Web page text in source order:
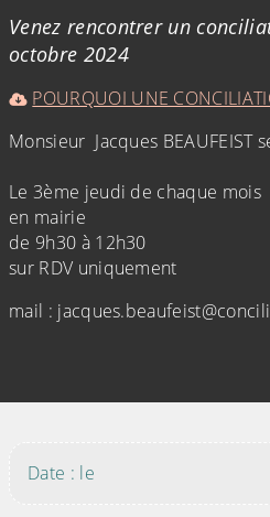
Venez rencontrer un
octobre 2024
POURQUOI UNE
Monsieur Jacques BEAUFEIST
Le 3ème jeudi de chaque mois
en mairie
de 9h30 à 12h30
sur RDV uniquement
mail :
Date : le